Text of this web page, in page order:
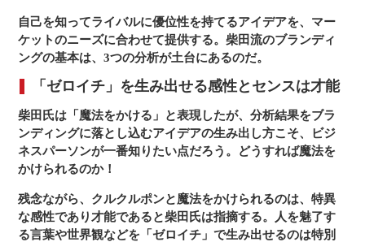
自己を知ってライバルに優位性を持てるアイデアを、マー
ケットのニーズに合わせて提供する。柴田流のブランディ
ングの基本は、3つの分析が土台にあるのだ。
「ゼロイチ」を生み出せる感性とセンスは才能
柴田氏は「魔法をかける」と表現したが、分析結果をブラ
ンディングに落とし込むアイデアの生み出し方こそ、ビジ
ネスパーソンが一番知りたい点だろう。どうすれば魔法を
かけられるのか！
残念ながら、クルクルポンと魔法をかけられるのは、特異
な感性であり才能であると柴田氏は指摘する。人を魅了す
る言葉や世界観などを「ゼロイチ」で生み出せるのは特別